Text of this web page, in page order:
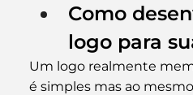
Como
logo para
Um logo realmente
é simples mas ao